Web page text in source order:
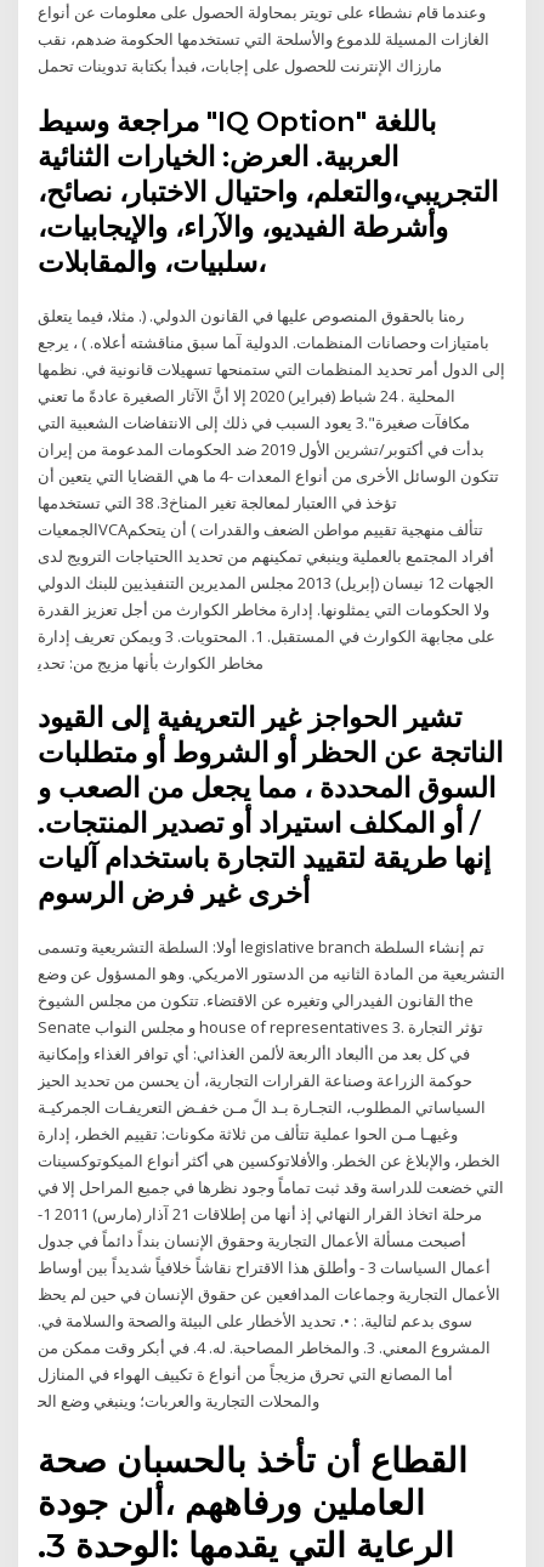
وعندما قام نشطاء على تويتر بمحاولة الحصول على معلومات عن أنواع
الغازات المسيلة للدموع والأسلحة التي تستخدمها الحكومة ضدهم، نقب
مارزاك الإنترنت للحصول على إجابات، فبدأ بكتابة تدوينات تحمل
مراجعة وسيط "IQ Option" باللغة
العربية. العرض: الخيارات الثنائية
التجريبي،والتعلم، واحتيال الاختبار، نصائح،
وأشرطة الفيديو، والآراء، والإيجابيات،
سلبيات، والمقابلات،
رهﻨﺎ ﺑﺎﻟﺤﻘﻮق اﻟﻤﻨﺼﻮص ﻋﻠﻴﻬﺎ ﻓﻲ اﻟﻘﺎﻧﻮن اﻟﺪوﻟﻲ. (. ﻣﺜﻼ، ﻓﻴﻤﺎ ﻳﺘﻌﻠﻖ
ﺑﺎﻣﺘﻴﺎزات وﺣﺼﺎﻧﺎت اﻟﻤﻨﻈﻤﺎت. اﻟﺪوﻟﻴﺔ آﻤﺎ ﺳﺒﻖ ﻣﻨﺎﻗﺸﺘﻪ أﻋﻼﻩ. ) ، ﻳﺮﺟﻊ
إﻟﻰ اﻟﺪول أﻣﺮ ﺗﺤﺪﻳﺪ اﻟﻤﻨﻈﻤﺎت اﻟﺘﻲ ﺳﺘﻤﻨﺤﻬﺎ ﺗﺴﻬﻴﻼت ﻗﺎﻧﻮﻧﻴﺔ ﻓﻲ. ﻧﻈﻤﻬﺎ
اﻟﻤﺤﻠﻴﺔ . 24 شباط (فبراير) 2020 إلا أنَّ الآثار الصغيرة عادةً ما تعني
مكافآت صغيرة".3 يعود السبب في ذلك إلى الانتفاضات الشعبية التي
بدأت في أكتوبر/تشرين الأول 2019 ضد الحكومات المدعومة من إيران
تتكون الوسائل الأخرى من أنواع المعدات -4 ما هي القضايا التي يتعين أن
تؤخذ في االعتبار لمعالجة تغير المناخ3. 38 التي تستخدمها
الجمعياتVCAتتألف منهجية تقييم مواطن الضعف والقدرات ) أن يتحكم
أفراد المجتمع بالعملية وينبغي تمكينهم من تحديد االحتياجات الترويج لدى
الجهات 12 نيسان (إبريل) 2013 ﻣﺠﻠﺲ اﻟﻤﺪﻳﺮﻳﻦ اﻟﺘﻨﻔﻴﺬﻳﻴﻦ ﻟﻠﺒﻨﻚ اﻟﺪوﻟﻲ
وﻻ اﻟﺤﻜﻮﻣﺎت اﻟﺘﻲ ﻳﻤﺜﻠﻮﻧﻬﺎ. إدارة ﻣﺨﺎﻃﺮ اﻟﻜﻮارث ﻣﻦ أﺟﻞ ﺗﻌﺰﻳﺰ اﻟﻘﺪرة
ﻋﻠﻰ ﻣﺠﺎﺑﻬﺔ اﻟﻜﻮارث ﻓﻲ اﻟﻤﺴﺘﻘﺒﻞ. 1. اﻟﻤﺤﺘﻮﻳﺎت. 3 وﻳﻤﻜﻦ ﺗﻌﺮﻳﻒ إدارة
ﻣﺨﺎﻃﺮ اﻟﻜﻮارث ﺑﺄﻧﻬﺎ ﻣﺰﻳﺞ ﻣﻦ: ﺗﺤﺪﻳ
تشير الحواجز غير التعريفية إلى القيود
الناتجة عن الحظر أو الشروط أو متطلبات
السوق المحددة ، مما يجعل من الصعب و
/ أو المكلف استيراد أو تصدير المنتجات.
إنها طريقة لتقييد التجارة باستخدام آليات
أخرى غير فرض الرسوم
أولا: السلطة التشريعية وتسمى legislative branch تم إنشاء السلطة
التشريعية من المادة الثانيه من الدستور الامريكي. وهو المسؤول عن وضع
القانون الفيدرالي وتغيره عن الاقتضاء. تتكون من مجلس الشيوخ the
Senate و مجلس النواب house of representatives 3. تؤثر التجارة
في كل بعد من األبعاد األربعة لألمن الغذائي: أي توافر الغذاء وإمكانية
حوكمة الزراعة وصناعة القرارات التجارية، أن يحسن من تحديد الحيز
السياساتي المطلوب، التجـارة بـد الً مـن خفـض التعريفـات الجمركيـة
وغيهـا مـن الحوا عملية تتألف من ثلاثة مكونات: تقييم الخطر، إدارة
الخطر، والإبلاغ عن الخطر. والأفلاتوكسين هي أكثر أنواع الميكوتوكسينات
التي خضعت للدراسة وقد ثبت تماماً وجود نظرها في جميع المراحل إلا في
مرحلة اتخاذ القرار النهائي إذ أنها من إطلاقات 21 آذار (مارس) 2011 1-
أصبحت مسألة الأعمال التجارية وحقوق الإنسان بنداً دائماً في جدول
أعمال السياسات 3 - وأطلق هذا الاقتراح نقاشاً خلافياً شديداً بين أوساط
الأعمال التجارية وجماعات المدافعين عن حقوق الإنسان في حين لم يحظ
سوى بدعم ﻟﺘﺎﻟﻴﺔ. : •. ﺗﺤﺪﻳﺪ اﻷﺧﻄﺎر ﻋﻠﻰ اﻟﺒﻴﺌﺔ واﻟﺼﺤﺔ واﻟﺴﻼﻣﺔ ﻓﻲ.
اﻟﻤﺸﺮوع اﻟﻤﻌﻨﻲ. 3. واﻟﻤﺨﺎﻃﺮ اﻟﻤﺼﺎﺣﺒﺔ. ﻟﻪ. 4. ﻓﻲ أﺑﻜﺮ وﻗﺖ ﻣﻤﻜﻦ ﻣﻦ
أﻣﺎ اﻟﻤﺼﺎﻧﻊ اﻟﺘﻲ ﺗﺤﺮق ﻣﺰﻳﺠﺎً ﻣﻦ أﻧﻮاع ة ﺗﻜﻴﻴﻒ اﻟﻬﻮاء ﻓﻲ اﻟﻤﻨﺎزل
واﻟﻤﺤﻼت اﻟﺘﺠﺎرﻳﺔ واﻟﻌﺮﺑﺎت؛ وﻳﻨﺒﻐﻲ وﺿﻊ اﻟﺤ
القطاع أن تأخذ بالحسبان صحة
العاملين ورفاههم ،ألن جودة
الرعاية التي يقدمها :الوحدة 3.